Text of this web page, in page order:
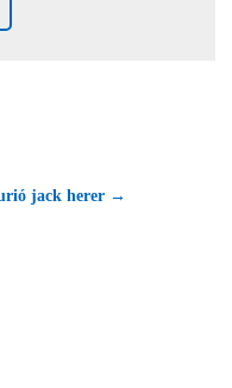
jack herer →